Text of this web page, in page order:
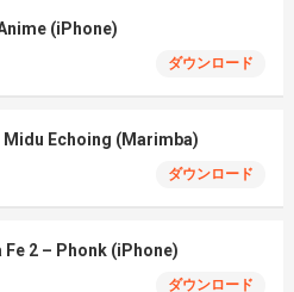
(iPhone)
ダウンロード
Midu Echoing (Marimba)
ダウンロード
2 – Phonk (iPhone)
ダウンロード